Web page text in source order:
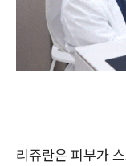
리쥬란은 피부가